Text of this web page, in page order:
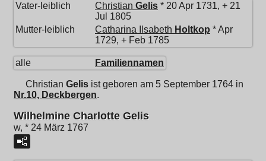
Vater-leiblich Christian Gelis * 20 Apr 1731, + 21
Jul 1805
Mutter-leiblich
Catharina Ilsabeth Holtkop * Apr
1729, + Feb 1785
alle Familiennamen
Christian Gelis ist geboren am 5 September 1764 in
Nr.10, Deckbergen.
Wilhelmine Charlotte Gelis
w, * 24 März 1767